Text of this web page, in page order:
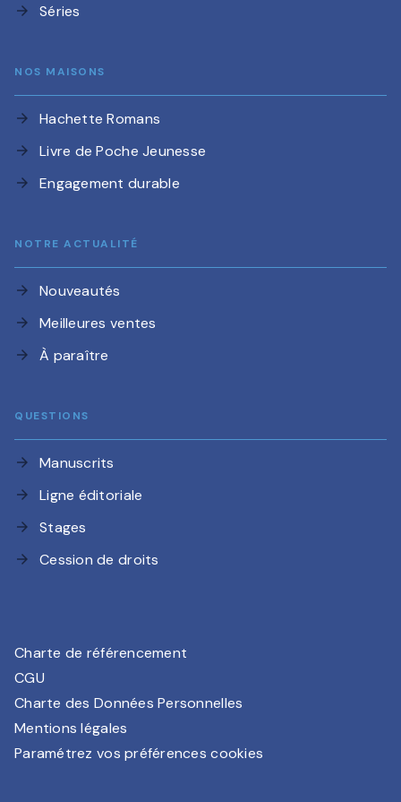
arrow_forward Séries
NOS MAISONS
arrow_forward Hachette Romans
arrow_forward Livre de Poche Jeunesse
arrow_forward Engagement durable
NOTRE ACTUALITÉ
arrow_forward Nouveautés
arrow_forward Meilleures ventes
arrow_forward À paraître
QUESTIONS
arrow_forward Manuscrits
arrow_forward Ligne éditoriale
arrow_forward Stages
arrow_forward Cession de droits
Charte de référencement
CGU
Charte des Données Personnelles
Mentions légales
Paramétrez vos préférences cookies